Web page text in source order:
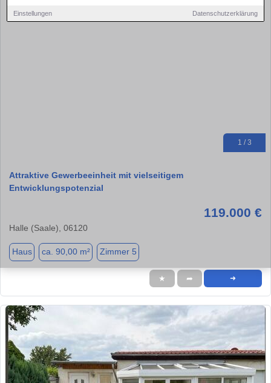
Einstellungen Datenschutzerklärung
1 / 3
Attraktive Gewerbeeinheit mit vielseitigem
Entwicklungspotenzial
119.000 €
Halle (Saale), 06120
Haus ca. 90,00 m² Zimmer 5
★ ➦ ➜